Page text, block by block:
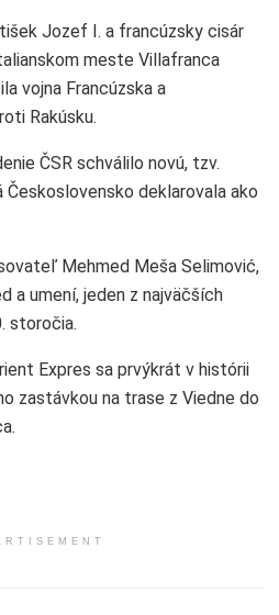
Jozef I. a francúzsky cisár
meste Villafranca
vojna Francúzska a
Rakúsku.
ČSR schválilo novú, tzv.
deklarovala ako
Mehmed Meša Selimović,
a umení, jeden z najväčších
storočia.
Expres sa prvýkrát v histórii
zastávkou na trase z Viedne do